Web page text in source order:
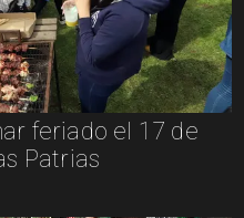
feriado el 17 de
Patrias